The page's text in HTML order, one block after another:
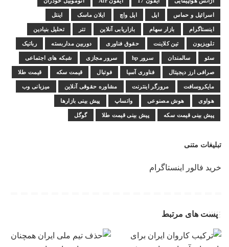
اسرائیل و حماس اپل اپل واچ ایلان ماسک اینتل
اینستاگرام بازار سهام بازاریابی آنلاین تتر تحلیل بنیادین
تلویزیون تین کلاینت حقوق فناوری دوربین مداربسته رباتیک
سئو سالمندان سرور hp سرور مجازی شبکه های اجتماعی
صرافی ارز دیجیتال فناوری آسیا فوتبال قیمت سکه قیمت طلا
مایکروسافت مرورگر اینترنت مشاوره حقوقی آنلاین میزبانی وب
هواوی هوش مصنوعی واتساپ پیش بینی بازارها
پیش بینی قیمت سکه پیش بینی قیمت طلا گوگل
تبلیغات متنی
خرید فالور اینستاگرام
پست های مرتبط